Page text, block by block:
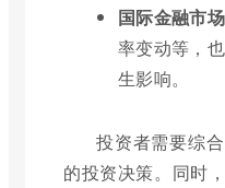
国际金融市
率变动等，
生影响。
投资者需要综
的投资决策。同时